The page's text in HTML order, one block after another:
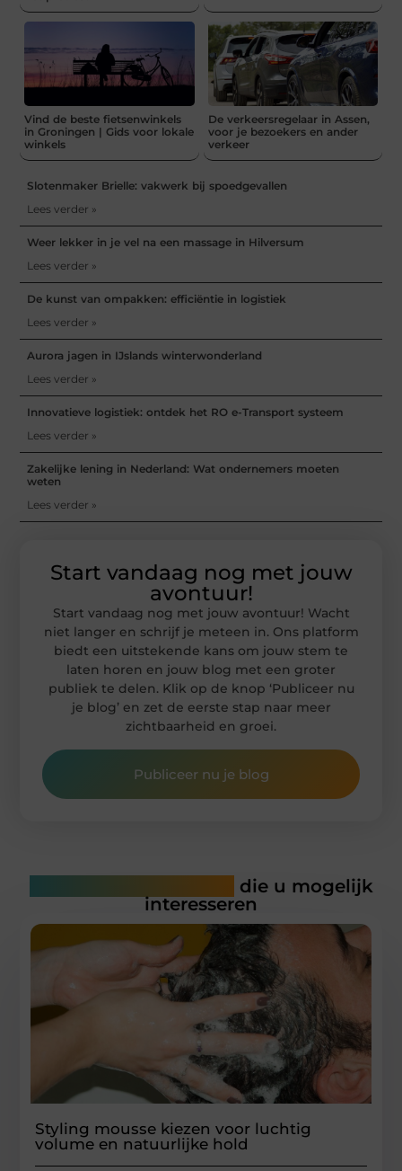
Vind de beste fietsenwinkels
in Groningen | Gids voor lokale
winkels
De verkeersregelaar in Assen,
voor je bezoekers en ander
verkeer
Slotenmaker Brielle: vakwerk bij spoedgevallen
Lees verder »
Weer lekker in je vel na een massage in Hilversum
Lees verder »
De kunst van ompakken: efficiëntie in logistiek
Lees verder »
Aurora jagen in IJslands winterwonderland
Lees verder »
Innovatieve logistiek: ontdek het RO e-Transport systeem
Lees verder »
Zakelijke lening in Nederland: Wat ondernemers moeten
weten
Lees verder »
Start vandaag nog met jouw
avontuur!
Start vandaag nog met jouw avontuur! Wacht
niet langer en schrijf je meteen in. Ons platform
biedt een uitstekende kans om jouw stem te
laten horen en jouw blog met een groter
publiek te delen. Klik op de knop ‘Publiceer nu
je blog’ en zet de eerste stap naar meer
zichtbaarheid en groei.
Publiceer nu je blog
die u mogelijk
interesseren
Styling mousse kiezen voor luchtig
volume en natuurlijke hold